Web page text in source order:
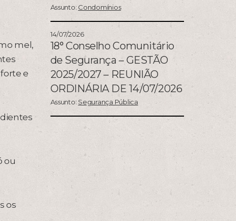
mel,
e
ou
os
Assunto: Condomínios
14/07/2026
18° Conselho Comunitário
de Segurança – GESTÃO
2025/2027 – REUNIÃO
ORDINÁRIA DE 14/07/2026
Assunto: Segurança Pública